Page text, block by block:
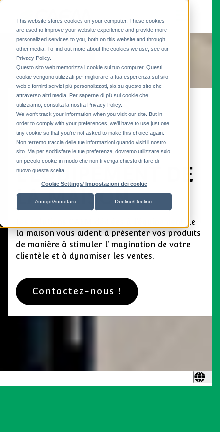
This website stores cookies on your computer. These cookies
are used to improve your website experience and provide more
personalized services to you, both on this website and through
other media. To find out more about the cookies we use, see our
Privacy Policy.
Questo sito web memorizza i cookie sul tuo computer. Questi
cookie vengono utilizzati per migliorare la tua esperienza sul sito
web e fornirti servizi più personalizzati, sia su questo sito che
attraverso altri media. Per saperne di più sui cookie che
utilizziamo, consulta la nostra Privacy Policy.
We won't track your information when you visit our site. But in
order to comply with your preferences, we'll have to use just one
tiny cookie so that you're not asked to make this choice again.
Non terremo traccia delle tue informazioni quando visiti il ​​nostro
sito. Ma per soddisfare le tue preferenze, dovremo utilizzare solo
un piccolo cookie in modo che non ti venga chiesto di fare di
nuovo questa scelta.
Cookie Settings/ Impostazioni dei cookie
Accept/Accettare Decline/Declino
BOUTIQUES
SPÉCIALISÉES
DANS
L’ÉQUIPEMENT DE
LA MAISON
Les solutions CAEM dédiées à l’équipement de
la maison vous aident à présenter vos produits
de manière à stimuler l’imagination de votre
clientèle et à dynamiser les ventes.
Contactez-nous !